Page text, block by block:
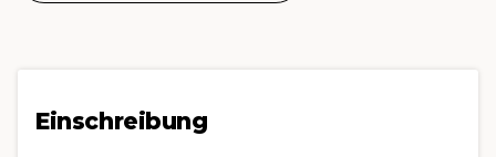
Einschreibung